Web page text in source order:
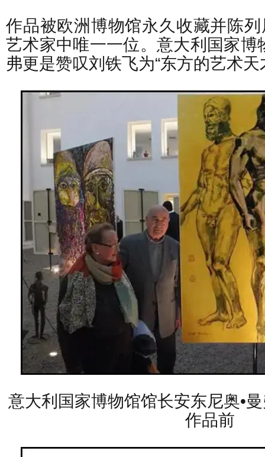
作品被欧洲博物馆永久收藏并陈
艺术家中唯一一位。意大利国家博
弗更是赞叹刘铁飞为“东方的艺术天
意大利国家博物馆馆长安东尼奥•
作品前